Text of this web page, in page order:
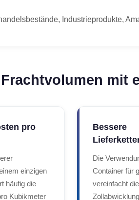
Industrieprodukte,
mit
pro
einzigen
häufig die
Kubikmeter
Bessere
Die
Container für
vereinfacht